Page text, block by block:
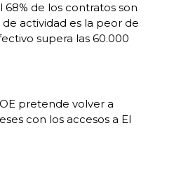
68% de los contratos son
actividad es la peor de
supera las 60.000
pretende volver a
con los accesos a El